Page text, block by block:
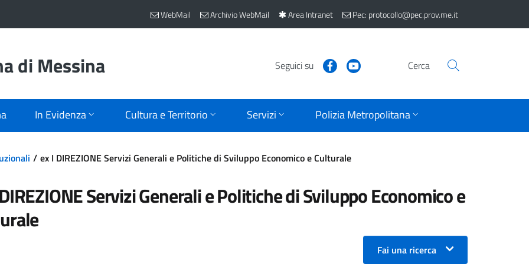
WebMail Archivio WebMail Area Intranet Pec: protocollo@pec.prov.me.it
di Messina Seguici su Cerca
In Evidenza Cultura e Territorio Servizi Polizia Metropolitana
ex I DIREZIONE Servizi Generali e Politiche di Sviluppo Economico e Culturale
Servizi Generali e Politiche di Sviluppo Economico e
Fai una ricerca